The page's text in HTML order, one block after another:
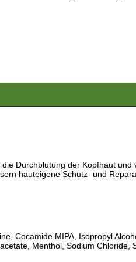
Durchblutung der Kopfhaut und
hauteigene Schutz- und
Cocamide MIPA, Isopropyl
Menthol, Sodium Chloride,